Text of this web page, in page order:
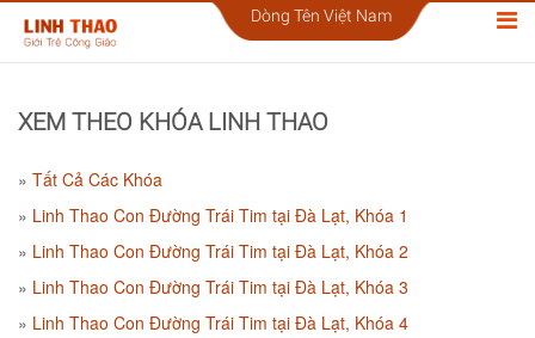
Dòng Tên Việt Nam
XEM THEO KHÓA LINH THAO
Tất Cả Các Khóa
Linh Thao Con Đường Trái Tim tại Đà Lạt, Khóa 1
Linh Thao Con Đường Trái Tim tại Đà Lạt, Khóa 2
Linh Thao Con Đường Trái Tim tại Đà Lạt, Khóa 3
Linh Thao Con Đường Trái Tim tại Đà Lạt, Khóa 4